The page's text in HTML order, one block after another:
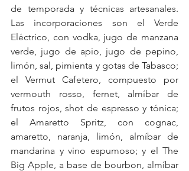
de temporada y técnicas artesanales.
Las incorporaciones son el Verde
Eléctrico, con vodka, jugo de manzana
verde, jugo de apio, jugo de pepino,
limón, sal, pimienta y gotas de Tabasco;
el Vermut Cafetero, compuesto por
vermouth rosso, fernet, almíbar de
frutos rojos, shot de espresso y tónica;
el Amaretto Spritz, con cognac,
amaretto, naranja, limón, almíbar de
mandarina y vino espumoso; y el The
Big Apple, a base de bourbon, almíbar